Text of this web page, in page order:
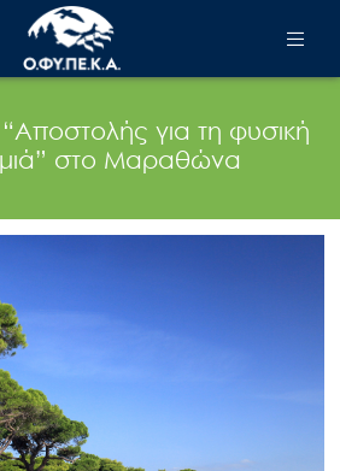
για τη φυσική
στο Μαραθώνα